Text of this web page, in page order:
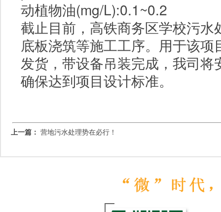
动植物油(mg/L):0.1~0.2
截止目前，高铁商务区学校污
底板浇筑等施工工序。用于该
发货，带设备吊装完成，我司
确保达到项目设计标准。
上一篇： 营地污水处理势在必行！